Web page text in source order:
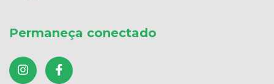
Permaneça conectado